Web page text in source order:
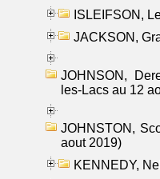
ISLEIFSON,
JACKSON,
JOHNSON,
les-Lacs au 12
JOHNSTON,
aout 2019)
KENNEDY,